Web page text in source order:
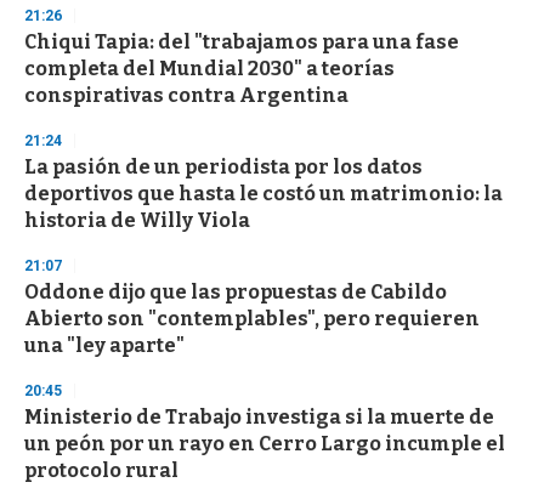
s
e
c
o
n
21:26
Chiqui Tapia: del "trabajamos para una fase
completa del Mundial 2030" a teorías
conspirativas contra Argentina
21:24
La pasión de un periodista por los datos
deportivos que hasta le costó un matrimonio: la
historia de Willy Viola
21:07
Oddone dijo que las propuestas de Cabildo
Abierto son "contemplables", pero requieren
una "ley aparte"
20:45
Ministerio de Trabajo investiga si la muerte de
un peón por un rayo en Cerro Largo incumple el
protocolo rural